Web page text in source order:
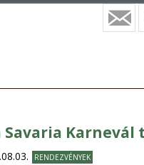
Savaria
RENDEZVÉNYEK